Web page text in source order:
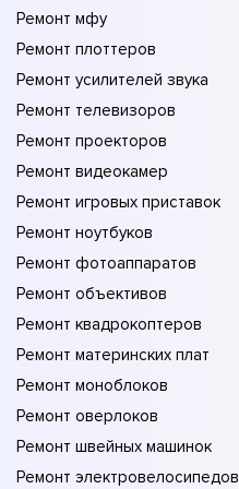
Ремонт мфу
Ремонт плоттеров
Ремонт усилителей звука
Ремонт телевизоров
Ремонт проекторов
Ремонт видеокамер
Ремонт игровых приставок
Ремонт ноутбуков
Ремонт фотоаппаратов
Ремонт объективов
Ремонт квадрокоптеров
Ремонт материнских плат
Ремонт моноблоков
Ремонт оверлоков
Ремонт швейных машинок
Ремонт электровелосипедов